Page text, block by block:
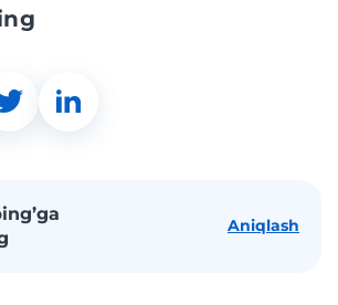
Aniqlash